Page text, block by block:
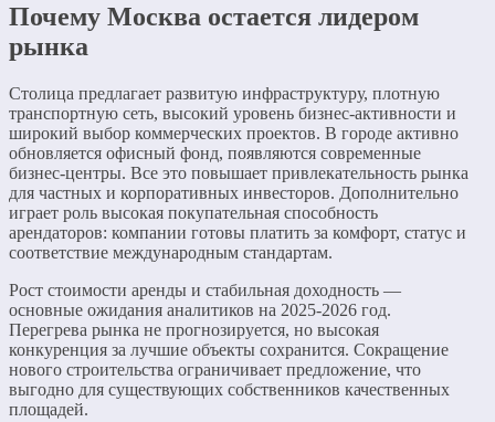
Почему Москва остается лидером
рынка
Столица предлагает развитую инфраструктуру, плотную
транспортную сеть, высокий уровень бизнес-активности и
широкий выбор коммерческих проектов. В городе активно
обновляется офисный фонд, появляются современные
бизнес-центры. Все это повышает привлекательность рынка
для частных и корпоративных инвесторов. Дополнительно
играет роль высокая покупательная способность
арендаторов: компании готовы платить за комфорт, статус и
соответствие международным стандартам.
Рост стоимости аренды и стабильная доходность —
основные ожидания аналитиков на 2025-2026 год.
Перегрева рынка не прогнозируется, но высокая
конкуренция за лучшие объекты сохранится. Сокращение
нового строительства ограничивает предложение, что
выгодно для существующих собственников качественных
площадей.